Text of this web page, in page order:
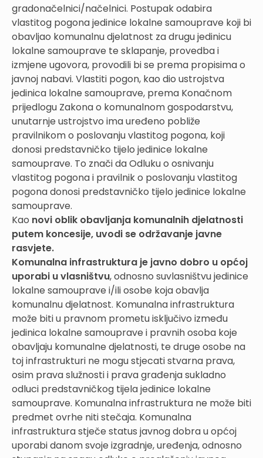
gradonačelnici/načelnici. Postupak odabira
vlastitog pogona jedinice lokalne samouprave koji bi
obavljao komunalnu djelatnost za drugu jedinicu
lokalne samouprave te sklapanje, provedba i
izmjene ugovora, provodili bi se prema propisima o
javnoj nabavi. Vlastiti pogon, kao dio ustrojstva
jedinica lokalne samouprave, prema Konačnom
prijedlogu Zakona o komunalnom gospodarstvu,
unutarnje ustrojstvo ima uređeno pobliže
pravilnikom o poslovanju vlastitog pogona, koji
donosi predstavničko tijelo jedinice lokalne
samouprave. To znači da Odluku o osnivanju
vlastitog pogona i pravilnik o poslovanju vlastitog
pogona donosi predstavničko tijelo jedinice lokalne
samouprave.
Kao novi oblik obavljanja komunalnih djelatnosti
putem koncesije, uvodi se održavanje javne
rasvjete.
Komunalna infrastruktura je javno dobro u općoj
uporabi u vlasništvu, odnosno suvlasništvu jedinice
lokalne samouprave i/ili osobe koja obavlja
komunalnu djelatnost. Komunalna infrastruktura
može biti u pravnom prometu isključivo između
jedinica lokalne samouprave i pravnih osoba koje
obavljaju komunalne djelatnosti, te druge osobe na
toj infrastrukturi ne mogu stjecati stvarna prava,
osim prava služnosti i prava građenja sukladno
odluci predstavničkog tijela jedinice lokalne
samouprave. Komunalna infrastruktura ne može biti
predmet ovrhe niti stečaja. Komunalna
infrastruktura stječe status javnog dobra u općoj
uporabi danom svoje izgradnje, uređenja, odnosno